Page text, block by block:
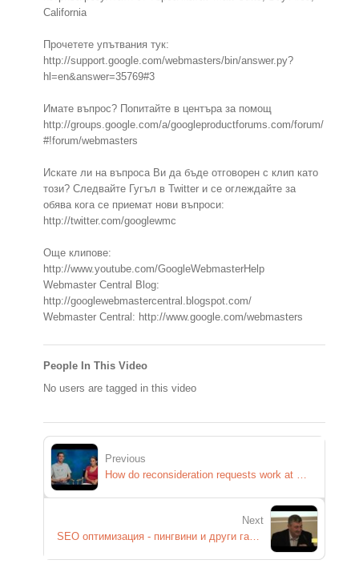
California
Прочетете упътвания тук:
http://support.google.com/webmasters/bin/answer.py?
hl=en&answer=35769#3
Имате въпрос? Попитайте в центъра за помощ
http://groups.google.com/a/googleproductforums.com/forum/
#!forum/webmasters
Искате ли на въпроса Ви да бъде отговорен с клип като
този? Следвайте Гугъл в Twitter и се оглеждайте за
обява кога се приемат нови въпроси:
http://twitter.com/googlewmc
Още клипове:
http://www.youtube.com/GoogleWebmasterHelp
Webmaster Central Blog:
http://googlewebmastercentral.blogspot.com/
Webmaster Central: http://www.google.com/webmasters
People In This Video
No users are tagged in this video
Previous
How do reconsideration requests work at Google?
Next
SEO оптимизация - пингвини и други гадини